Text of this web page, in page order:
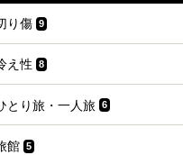
り傷 9
え性 8
とり旅・一人旅 6
館 5